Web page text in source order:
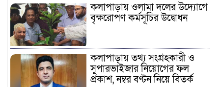
কলাপাড়ায় ওলামা দলের উদ্যোগে
বৃক্ষরোপণ কর্মসূচির উদ্বোধন
কলাপাড়ায় তথ্য সংগ্রহকারী ও
সুপারভাইজার নিয়োগের ফল
প্রকাশ, নম্বর বণ্টন নিয়ে বিতর্ক